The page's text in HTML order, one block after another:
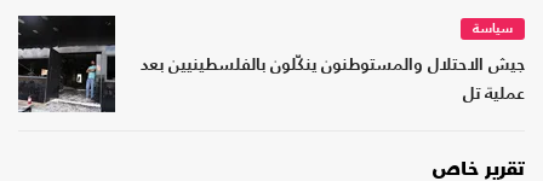
سياسة
جيش الاحتلال والمستوطنون ينكّلون بالفلسطينيين بعد
عملية تل
تقرير خاص